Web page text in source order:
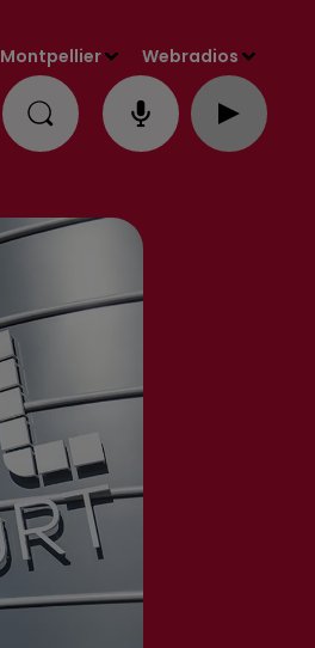
Montpellier Webradios